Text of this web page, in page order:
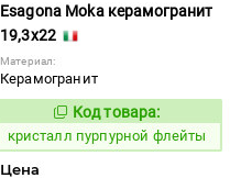
Esagona Moka керамогранит
19,3x22
Материал:
Керамогранит
821991
Код товара:
кристалл пурпурной флейты
Цена